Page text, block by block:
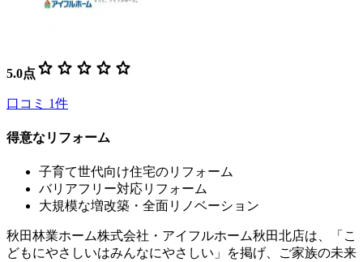
5.0点 star star star star star
口コミ 1件
得意なリフォーム
子育て世代向け住宅のリフォーム
バリアフリー対応リフォーム
大規模な増改築・全面リノベーション
秋田林業ホーム株式会社・アイフルホーム秋田北店は、「こ
どもにやさしいはみんなにやさしい」を掲げ、ご家族の未来